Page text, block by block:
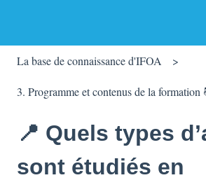
La base de connaissance d'IFOA
3. Programme et contenus de la formation
📍 Quels types
sont étudiés en